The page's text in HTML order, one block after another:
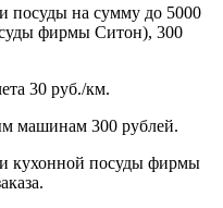
посуды на сумму до 5000
фирмы Ситон), 300
30 руб./км.
машинам 300 рублей.
кухонной посуды фирмы